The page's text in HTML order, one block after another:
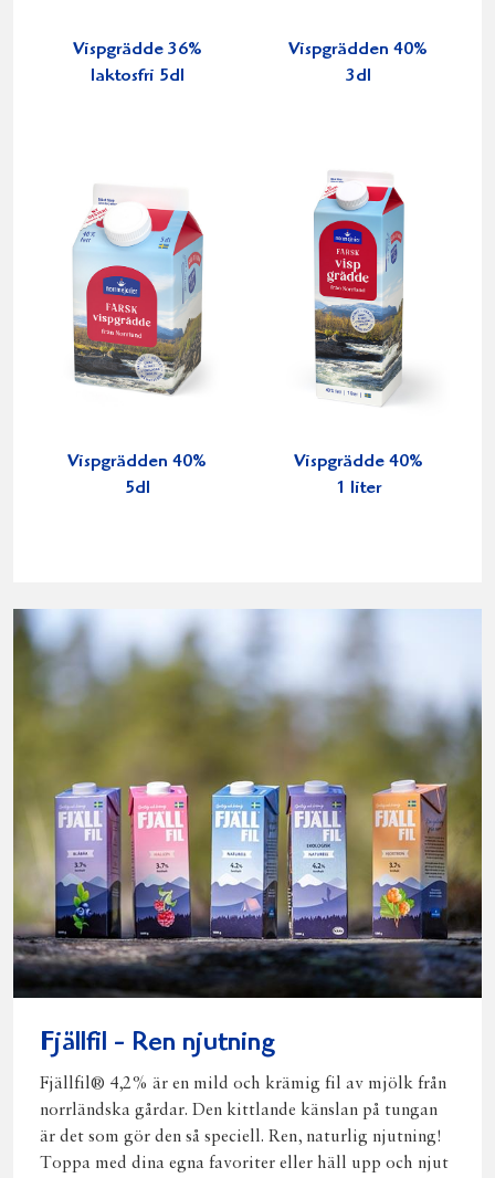
Vispgrädde 36%
laktosfri 5dl
Vispgrädden 40%
3dl
Vispgrädden 40%
5dl
Vispgrädde 40%
1 liter
Fjällfil - Ren njutning
Fjällfil® 4,2% är en mild och krämig fil av mjölk från
norrländska gårdar. Den kittlande känslan på tungan
är det som gör den så speciell. Ren, naturlig njutning!
Toppa med dina egna favoriter eller häll upp och njut